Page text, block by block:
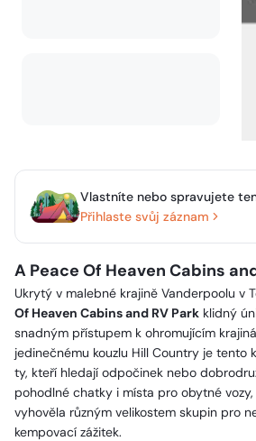
Vlastníte nebo spravujete
Přihlaste svůj záznam
A Peace Of Heaven Cabins
Ukrytý v malebné krajině Vanderpoolu v
Of Heaven Cabins and RV Park klidný
snadným přístupem k ohromujícím
jedinečnému kouzlu Hill Country je tento
ty, kteří hledají odpočinek nebo
pohodlné chatky i místa pro obytné
vyhověla různým velikostem skupin pro
kempovací zážitek.